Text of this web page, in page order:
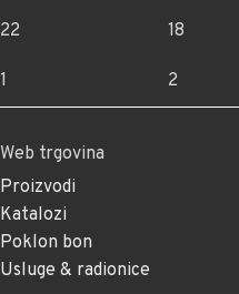
22
1
18
2
Web trgovina
Proizvodi
Katalozi
Poklon bon
Usluge & radionice